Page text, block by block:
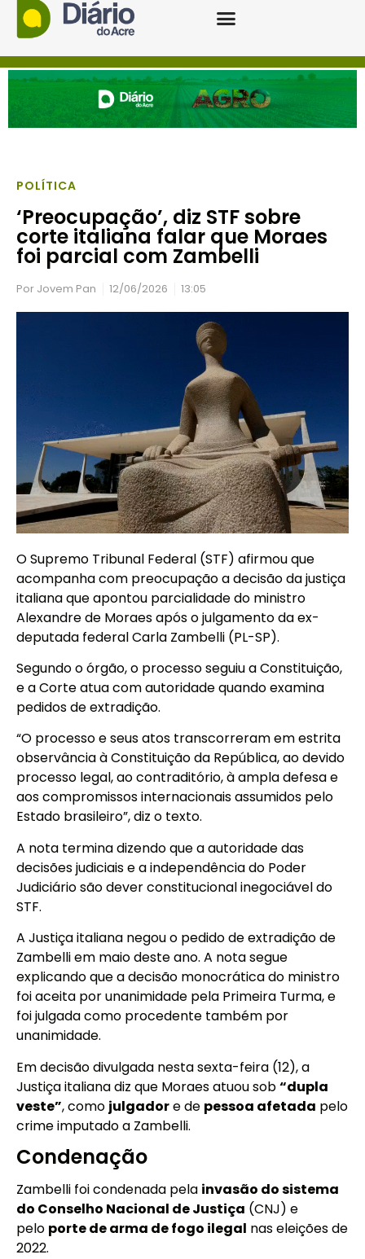
POLÍTICA
‘Preocupação’, diz STF sobre
corte italiana falar que Moraes
foi parcial com Zambelli
Por Jovem Pan 12/06/2026 13:05
O Supremo Tribunal Federal (STF) afirmou que
acompanha com preocupação a decisão da justiça
italiana que apontou parcialidade do ministro
Alexandre de Moraes após o julgamento da ex-
deputada federal Carla Zambelli (PL-SP).
Segundo o órgão, o processo seguiu a Constituição,
e a Corte atua com autoridade quando examina
pedidos de extradição.
“O processo e seus atos transcorreram em estrita
observância à Constituição da República, ao devido
processo legal, ao contraditório, à ampla defesa e
aos compromissos internacionais assumidos pelo
Estado brasileiro”, diz o texto.
A nota termina dizendo que a autoridade das
decisões judiciais e a independência do Poder
Judiciário são dever constitucional inegociável do
STF.
A Justiça italiana negou o pedido de extradição de
Zambelli em maio deste ano. A nota segue
explicando que a decisão monocrática do ministro
foi aceita por unanimidade pela Primeira Turma, e
foi julgada como procedente também por
unanimidade.
Em decisão divulgada nesta sexta-feira (12), a
Justiça italiana diz que Moraes atuou sob“dupla
veste”, como julgadore de pessoa afetada pelo
crime imputado a Zambelli.
Condenação
Zambelli foi condenada pela invasão do sistema
do Conselho Nacional de Justiça (CNJ) e
pelo porte de arma de fogo ilegal nas eleições de
2022.